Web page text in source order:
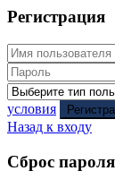
Регистрация
условия
Назад к входу
Сброс пароля